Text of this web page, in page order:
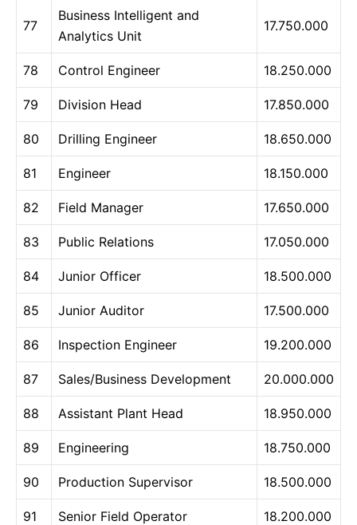
77
Business Intelligent and
Analytics Unit
17.750.000
78 Control Engineer 18.250.000
79 Division Head 17.850.000
80 Drilling Engineer 18.650.000
81 Engineer 18.150.000
82 Field Manager 17.650.000
83 Public Relations 17.050.000
84 Junior Officer 18.500.000
85 Junior Auditor 17.500.000
86 Inspection Engineer 19.200.000
87 Sales/Business Development 20.000.000
88 Assistant Plant Head 18.950.000
89 Engineering 18.750.000
90 Production Supervisor 18.500.000
91 Senior Field Operator 18.200.000